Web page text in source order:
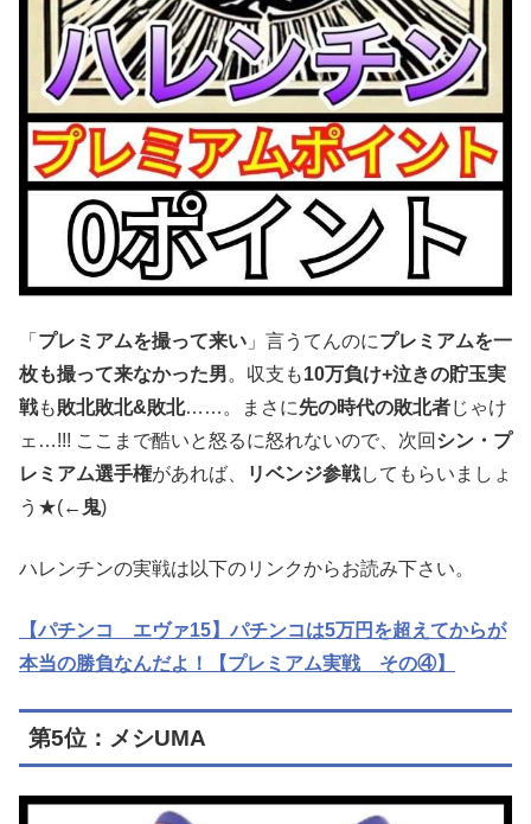
「 プレミアムを撮って来い 」言うてんのにプレミアムを一
枚も撮って来なかった男。収支も10万負け+泣きの貯玉実
戦も敗北敗北&敗北……。まさに先の時代の敗北者じゃけ
ェ…!!! ここまで酷いと怒るに怒れないので、次回 シン・プ
レミアム選手権があれば、 リベンジ参戦してもらいましょ
う★(←鬼)
ハレンチンの実戦は以下のリンクからお読み下さい。
【パチンコ エヴァ15】パチンコは5万円を超えてからが
本当の勝負なんだよ！【プレミアム実戦 その④】
第5位：メシUMA